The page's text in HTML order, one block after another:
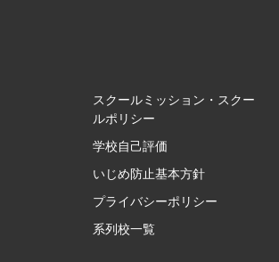
スクールミッション・スクー
ルポリシー
学校自己評価
いじめ防止基本方針
プライバシーポリシー
系列校一覧